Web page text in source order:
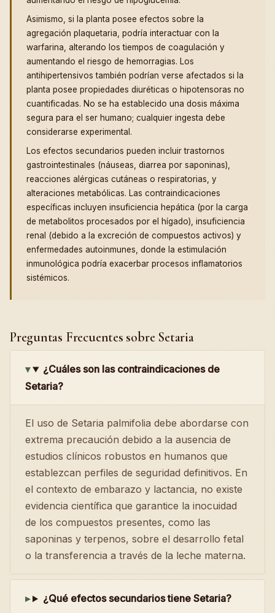
Asimismo, si la planta posee efectos sobre la
agregación plaquetaria, podría interactuar con la
warfarina, alterando los tiempos de coagulación y
aumentando el riesgo de hemorragias. Los
antihipertensivos también podrían verse afectados si la
planta posee propiedades diuréticas o hipotensoras no
cuantificadas. No se ha establecido una dosis máxima
segura para el ser humano; cualquier ingesta debe
considerarse experimental.
Los efectos secundarios pueden incluir trastornos
gastrointestinales (náuseas, diarrea por saponinas),
reacciones alérgicas cutáneas o respiratorias, y
alteraciones metabólicas. Las contraindicaciones
específicas incluyen insuficiencia hepática (por la carga
de metabolitos procesados por el hígado), insuficiencia
renal (debido a la excreción de compuestos activos) y
enfermedades autoinmunes, donde la estimulación
inmunológica podría exacerbar procesos inflamatorios
sistémicos.
Preguntas Frecuentes sobre Setaria
¿Cuáles son las contraindicaciones de
Setaria?
El uso de Setaria palmifolia debe abordarse con
extrema precaución debido a la ausencia de
estudios clínicos robustos en humanos que
establezcan perfiles de seguridad definitivos. En
el contexto de embarazo y lactancia, no existe
evidencia científica que garantice la inocuidad
de los compuestos presentes, como las
saponinas y terpenos, sobre el desarrollo fetal
o la transferencia a través de la leche materna.
¿Qué efectos secundarios tiene Setaria?